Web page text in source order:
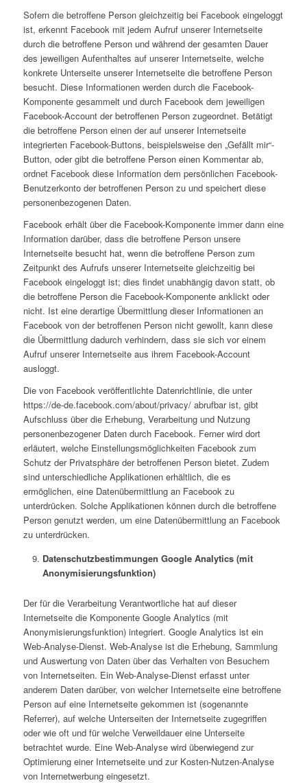
Sofern die betroffene Person gleichzeitig bei Facebook eingeloggt
ist, erkennt Facebook mit jedem Aufruf unserer Internetseite
durch die betroffene Person und während der gesamten Dauer
des jeweiligen Aufenthaltes auf unserer Internetseite, welche
konkrete Unterseite unserer Internetseite die betroffene Person
besucht. Diese Informationen werden durch die Facebook-
Komponente gesammelt und durch Facebook dem jeweiligen
Facebook-Account der betroffenen Person zugeordnet. Betätigt
die betroffene Person einen der auf unserer Internetseite
integrierten Facebook-Buttons, beispielsweise den „Gefällt mir“-
Button, oder gibt die betroffene Person einen Kommentar ab,
ordnet Facebook diese Information dem persönlichen Facebook-
Benutzerkonto der betroffenen Person zu und speichert diese
personenbezogenen Daten.
Facebook erhält über die Facebook-Komponente immer dann eine
Information darüber, dass die betroffene Person unsere
Internetseite besucht hat, wenn die betroffene Person zum
Zeitpunkt des Aufrufs unserer Internetseite gleichzeitig bei
Facebook eingeloggt ist; dies findet unabhängig davon statt, ob
die betroffene Person die Facebook-Komponente anklickt oder
nicht. Ist eine derartige Übermittlung dieser Informationen an
Facebook von der betroffenen Person nicht gewollt, kann diese
die Übermittlung dadurch verhindern, dass sie sich vor einem
Aufruf unserer Internetseite aus ihrem Facebook-Account
ausloggt.
Die von Facebook veröffentlichte Datenrichtlinie, die unter
https://de-de.facebook.com/about/privacy/ abrufbar ist, gibt
Aufschluss über die Erhebung, Verarbeitung und Nutzung
personenbezogener Daten durch Facebook. Ferner wird dort
erläutert, welche Einstellungsmöglichkeiten Facebook zum
Schutz der Privatsphäre der betroffenen Person bietet. Zudem
sind unterschiedliche Applikationen erhältlich, die es
ermöglichen, eine Datenübermittlung an Facebook zu
unterdrücken. Solche Applikationen können durch die betroffene
Person genutzt werden, um eine Datenübermittlung an Facebook
zu unterdrücken.
Datenschutzbestimmungen Google Analytics (mit
Anonymisierungsfunktion)
Der für die Verarbeitung Verantwortliche hat auf dieser
Internetseite die Komponente Google Analytics (mit
Anonymisierungsfunktion) integriert. Google Analytics ist ein
Web-Analyse-Dienst. Web-Analyse ist die Erhebung, Sammlung
und Auswertung von Daten über das Verhalten von Besuchern
von Internetseiten. Ein Web-Analyse-Dienst erfasst unter
anderem Daten darüber, von welcher Internetseite eine betroffene
Person auf eine Internetseite gekommen ist (sogenannte
Referrer), auf welche Unterseiten der Internetseite zugegriffen
oder wie oft und für welche Verweildauer eine Unterseite
betrachtet wurde. Eine Web-Analyse wird überwiegend zur
Optimierung einer Internetseite und zur Kosten-Nutzen-Analyse
von Internetwerbung eingesetzt.